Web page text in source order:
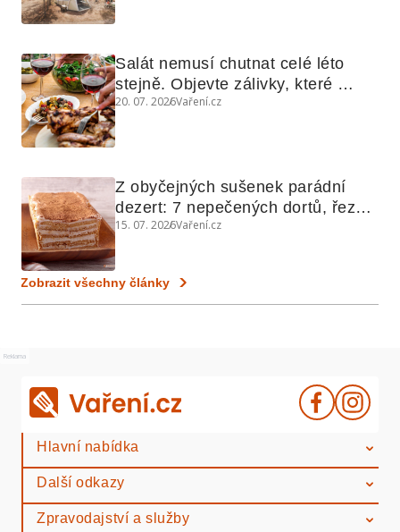
Salát nemusí chutnat celé léto
stejně. Objevte zálivky, které
využijete i na maso, nudle nebo
20. 07. 2026Vaření.cz
Z obyčejných sušenek parádní
dezert: 7 nepečených dortů, řezů
a koláčů
15. 07. 2026Vaření.cz
Zobrazit všechny články
Reklama
Hlavní nabídka
Další odkazy
Zpravodajství a služby